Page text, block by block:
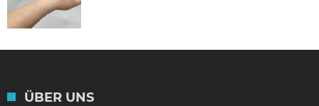
ÜBER UNS